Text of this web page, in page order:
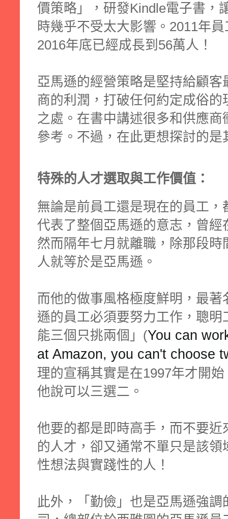
價策略」，研發Kindle電子書，
時幾乎不受太大影響。2011年
2016年底已經成長到56萬人！
亞馬遜的經營策略是堅持給顧
商的利潤，打破任何約定成俗
之處。在書中講述很多和供應
參考。不過，在此更想探討的
特殊的人才選取與工作價值：
無論是前員工還是現在的員工
代表了整個亞馬遜的意志，曾
然而隔年七月就離職，除那段
人就等於是亞馬遜。
而他的做事風格極度鮮明，最
遜的員工必須要努力工作，聰
能三個只挑兩個」(You can
at Amazon, you can't choose
理的宣稱其實是在1997年才開
他說可以三選二。
他要的都是即時高手，而不要
的人才，卻又通常不單只是該
性想法與實踐性的人！
此外，「勤儉」也是亞馬遜強